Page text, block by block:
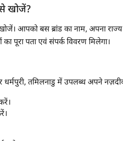
खोजें?
आपको बस ब्रांड का नाम, अपना
पूरा पता एवं संपर्क विवरण मिलेगा।
तमिलनाडु में उपलब्ध अपने